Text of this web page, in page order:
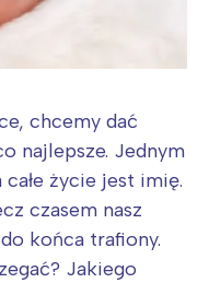
chcemy dać
najlepsze. Jednym
życie jest imię.
czasem nasz
końca trafiony.
Jakiego